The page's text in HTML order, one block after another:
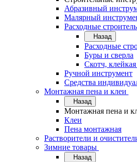
Абразивный
Малярный
Расходные
Назад
Расходные
Буры и сверла
Скотч, клейкая
Ручной инструмент
Средства
Монтажная пена и клеи
Назад
Монтажная пена и
Клеи
Пена монтажная
Растворители и
Зимние товары
Назад